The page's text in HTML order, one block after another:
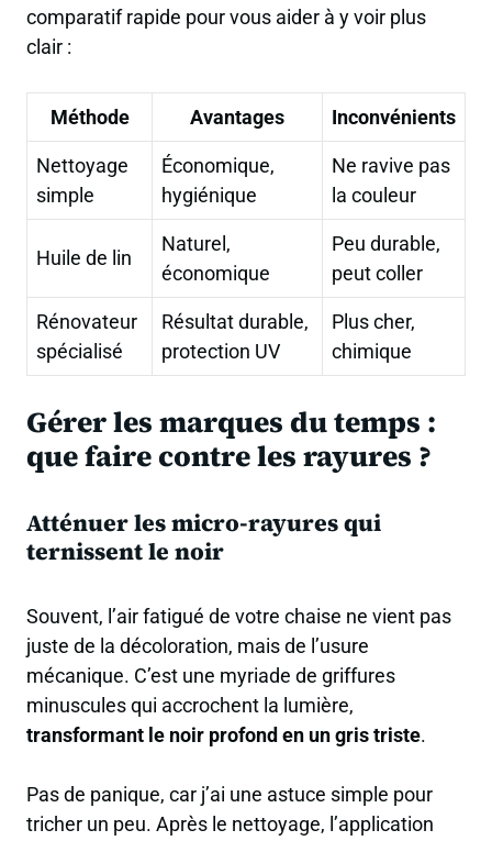
comparatif rapide pour vous aider à y voir plus
clair :
Méthode Avantages Inconvénients
Nettoyage
simple
Économique,
hygiénique
Ne ravive pas
la couleur
Huile de lin
Naturel,
économique
Peu durable,
peut coller
Rénovateur
spécialisé
Résultat durable,
protection UV
Plus cher,
chimique
Gérer les marques du temps :
que faire contre les rayures ?
Atténuer les micro-rayures qui
ternissent le noir
Souvent, l’air fatigué de votre chaise ne vient pas
juste de la décoloration, mais de l’usure
mécanique. C’est une myriade de griffures
minuscules qui accrochent la lumière,
transformant le noir profond en un gris triste.
Pas de panique, car j’ai une astuce simple pour
tricher un peu. Après le nettoyage, l’application